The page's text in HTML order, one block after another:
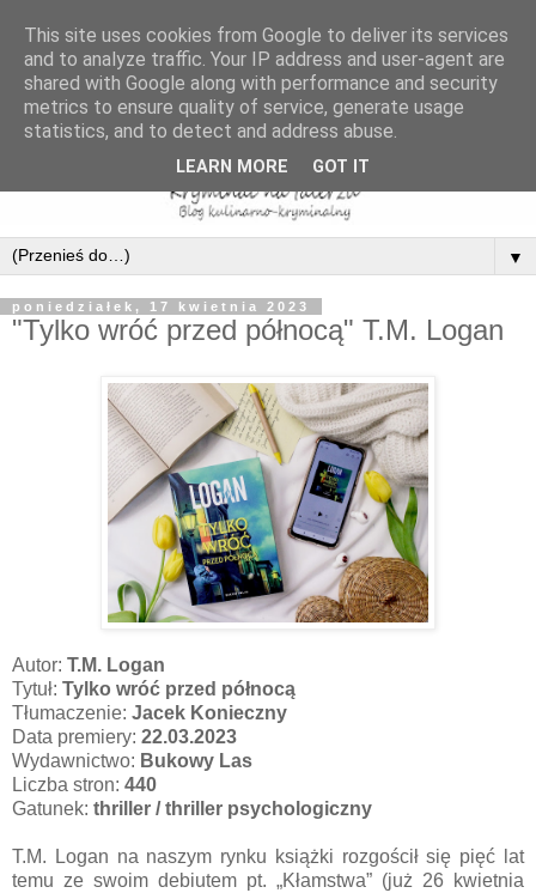
▼
poniedziałek, 17 kwietnia 2023
"Tylko wróć przed północą" T.M. Logan
Autor: T.M. Logan
Tytuł: Tylko wróć przed północą
Tłumaczenie: Jacek Konieczny
Data premiery: 22.03.2023
Wydawnictwo: Bukowy Las
Liczba stron: 440
Gatunek: thriller / thriller psychologiczny
T.M. Logan na naszym rynku książki rozgościł się pięć lat
temu ze swoim debiutem pt. „Kłamstwa” (już 26 kwietnia
This site uses cookies from Google to deliver its services
and to analyze traffic. Your IP address and user-agent are
shared with Google along with performance and security
metrics to ensure quality of service, generate usage
statistics, and to detect and address abuse.
LEARN MORE GOT IT